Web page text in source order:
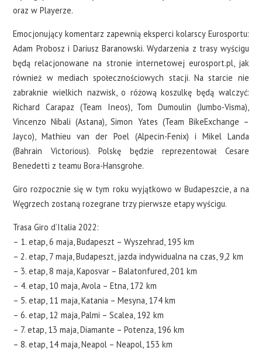
oraz w Playerze.
Emocjonujący komentarz zapewnią eksperci kolarscy Eurosportu:
Adam Probosz i Dariusz Baranowski. Wydarzenia z trasy wyścigu
będą relacjonowane na stronie internetowej eurosport.pl, jak
również w mediach społecznościowych stacji. Na starcie nie
zabraknie wielkich nazwisk, o różową koszulkę będą walczyć:
Richard Carapaz (Team Ineos), Tom Dumoulin (Jumbo-Visma),
Vincenzo Nibali (Astana), Simon Yates (Team BikeExchange –
Jayco), Mathieu van der Poel (Alpecin-Fenix) i Mikel Landa
(Bahrain Victorious). Polskę będzie reprezentował Cesare
Benedetti z teamu Bora-Hansgrohe.
Giro rozpocznie się w tym roku wyjątkowo w Budapeszcie, a na
Węgrzech zostaną rozegrane trzy pierwsze etapy wyścigu.
Trasa Giro d’Italia 2022:
– 1. etap, 6 maja, Budapeszt – Wyszehrad, 195 km
– 2. etap, 7 maja, Budapeszt, jazda indywidualna na czas, 9,2 km
– 3. etap, 8 maja, Kaposvar – Balatonfured, 201 km
– 4. etap, 10 maja, Avola – Etna, 172 km
– 5. etap, 11 maja, Katania – Mesyna, 174 km
– 6. etap, 12 maja, Palmi – Scalea, 192 km
– 7. etap, 13 maja, Diamante – Potenza, 196 km
– 8. etap, 14 maja, Neapol – Neapol, 153 km